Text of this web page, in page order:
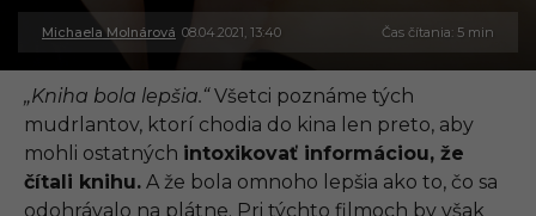
Michaela Molnárová 08.04.2021, 13:40
3
.
0
.
2
2
1
Čas čítania: 5 min
„Kniha bola lepšia.“Všetci poznáme tých
mudrlantov, ktorí chodia do kina len preto, aby
mohli ostatných intoxikovať informáciou, že
čítali knihu. A že bola omnoho lepšia ako to, čo sa
odohrávalo na plátne. Pri týchto filmoch by však